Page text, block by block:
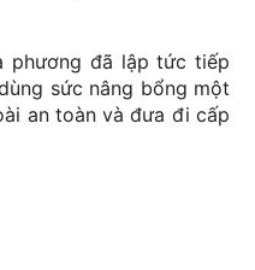
phương đã lập tức tiếp
sức nâng bổng một
an toàn và đưa đi cấp